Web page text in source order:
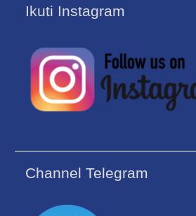
Ikuti Instagram
Channel Telegram